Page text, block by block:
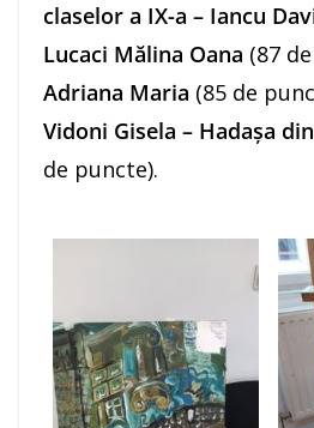
claselor a IX-a – Iancu
Lucaci Mălina Oana (87
Adriana Maria (85 de
Vidoni Gisela – Hadașa
de puncte).